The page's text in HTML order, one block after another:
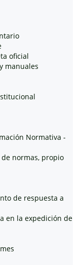
oficial
manuales
Normativa -
normas, propio
de respuesta a
en la expedición de